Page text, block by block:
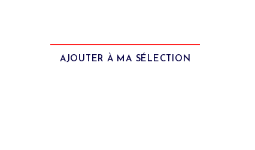
AJOUTER À MA SÉLECTION